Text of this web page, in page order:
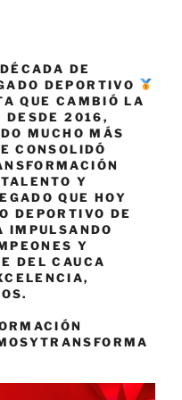
DE
DEPORTIVO
QUE CAMBIÓ LA
DESDE 2016,
MUCHO MÁS
CONSOLIDÓ
Y
QUE HOY
DEPORTIVO DE
IMPULSANDO
Y
DEL CAUCA